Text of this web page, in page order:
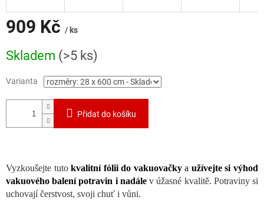
909 Kč / ks
cena:
Skladem (>5 ks)
Varianta
Přidat do košíku
Vyzkoušejte tutokvalitní fólii do vakuovačkya užívejte si výhod
vakuového balení potravin i nadále v úžasné kvalitě. Potraviny si
uchovají čerstvost, svoji chuť i vůni.